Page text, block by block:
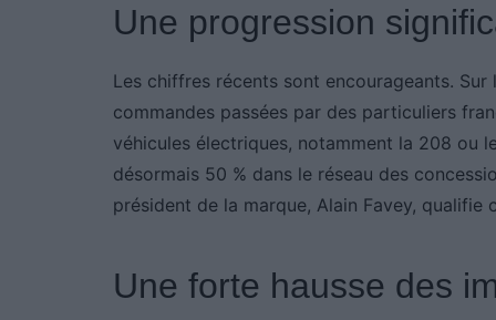
Une progression
Les chiffres récents sont encourageants.
commandes passées par des particuliers
véhicules électriques, notamment la 208 ou
désormais 50 % dans le réseau des
président de la marque, Alain Favey, qualifie
Une forte hausse des